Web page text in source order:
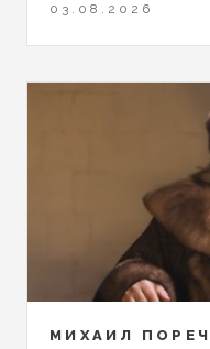
03.08.2026
МИХАИЛ